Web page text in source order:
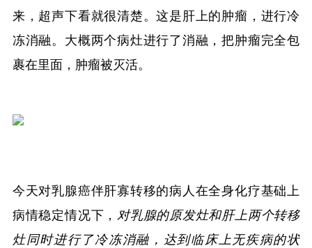
来，超声下看就很清楚。这是肝上的肿瘤，进行冷
冻消融。大概两个病灶进行了消融，把肿瘤完全包
裹在里面，肿瘤被灭活。
今天对乳腺癌伴肝寡转移的病人在全身化疗基础上
病情稳定情况下， 对乳腺的原发灶和肝上两个转移
灶同时进行了冷冻消融，达到临床上无疾病的状